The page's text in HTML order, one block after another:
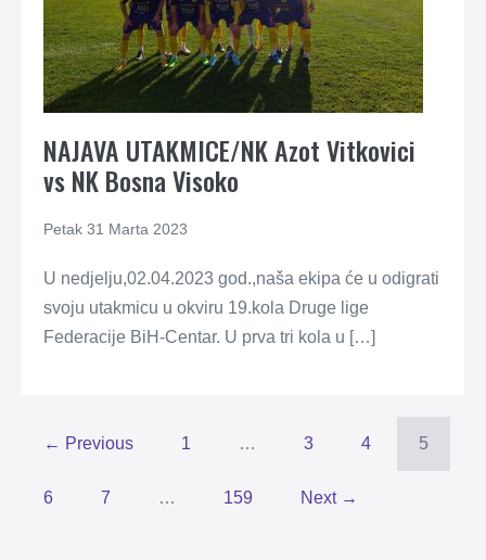
NAJAVA UTAKMICE/NK Azot Vitkovici
vs NK Bosna Visoko
Petak 31 Marta 2023
U nedjelju,02.04.2023 god.,naša ekipa će u odigrati
svoju utakmicu u okviru 19.kola Druge lige
Federacije BiH-Centar. U prva tri kola u […]
← Previous 1 … 3 4 5
6 7 … 159 Next →